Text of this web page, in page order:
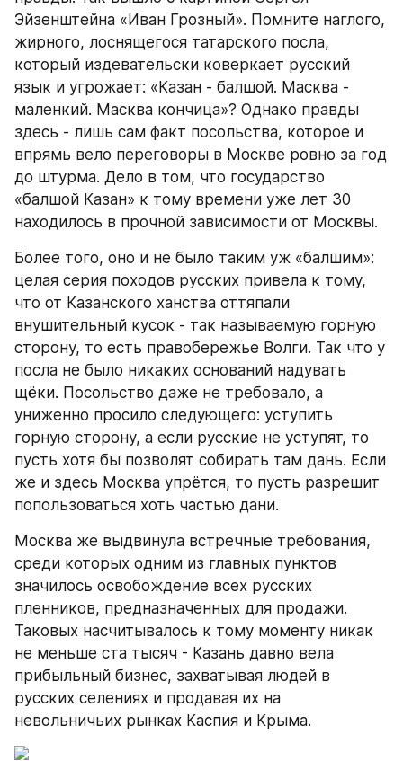
Эйзенштейна «Иван Грозный». Помните наглого,
жирного, лоснящегося татарского посла,
который издевательски коверкает русский
язык и угрожает: «Казан - балшой. Масква -
маленкий. Масква кончица»? Однако правды
здесь - лишь сам факт посольства, которое и
впрямь вело переговоры в Москве ровно за год
до штурма. Дело в том, что государство
«балшой Казан» к тому времени уже лет 30
находилось в проч­ной зависимости от Москвы.
Более того, оно и не было таким уж «балшим»:
целая серия походов русских привела к тому,
что от Казанского ханства оттяпали
внушительный кусок - так называемую горную
сторону, то есть правобережье Волги. Так что у
посла не было никаких оснований надувать
щёки. Посольство даже не требовало, а
униженно просило следующего: уступить
горную сторону, а если русские не уступят, то
пусть хотя бы позволят собирать там дань. Если
же и здесь Москва упрётся, то пусть разрешит
попользоваться хоть частью дани.
Москва же выдвинула встречные требования,
среди которых одним из главных пунк­тов
значилось освобождение всех русских
пленников, предназначенных для продажи.
Таковых насчитывалось к тому моменту никак
не меньше ста тысяч - Казань давно вела
прибыльный бизнес, захватывая людей в
русских селениях и продавая их на
невольничьих рынках Каспия и Крыма.